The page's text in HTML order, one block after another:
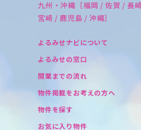
九州・沖縄［福岡 / 佐賀 / 長
宮崎 / 鹿児島 / 沖縄］
よるみせナビについて
よるみせの窓口
開業までの流れ
物件掲載をお考えの方へ
物件を探す
お気に入り物件